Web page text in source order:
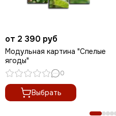
от 2 390 руб
Модульная картина "Спелые
ягоды"
0
Выбрать